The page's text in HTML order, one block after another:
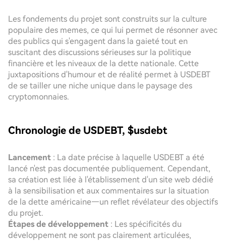
Les fondements du projet sont construits sur la culture
populaire des memes, ce qui lui permet de résonner avec
des publics qui s'engagent dans la gaieté tout en
suscitant des discussions sérieuses sur la politique
financière et les niveaux de la dette nationale. Cette
juxtapositions d'humour et de réalité permet à USDEBT
de se tailler une niche unique dans le paysage des
cryptomonnaies.
Chronologie de USDEBT, $usdebt
Lancement : La date précise à laquelle USDEBT a été
lancé n'est pas documentée publiquement. Cependant,
sa création est liée à l'établissement d'un site web dédié
à la sensibilisation et aux commentaires sur la situation
de la dette américaine—un reflet révélateur des objectifs
du projet.
Étapes de développement : Les spécificités du
développement ne sont pas clairement articulées,